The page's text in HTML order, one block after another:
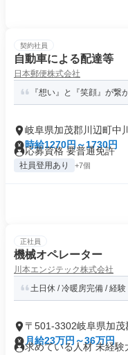
契約社員
自動車による配達等
日本郵便株式会社
『想い』と『笑顔』が繋
岐阜県加茂郡川辺町中
時給1270円～1730円
応募資格 要普通免許
社員登用あり +7個
正社員
機械オペレーター
川本エンジテック株式会社
土日休 / 冷暖房完備 / 経
〒501-3302岐阜県加茂
月給23万円～36万円
求めている人材 未経